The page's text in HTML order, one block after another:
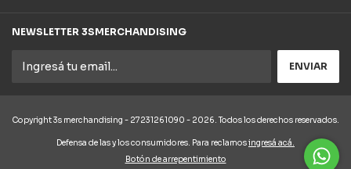
NEWSLETTER 3SMERCHANDISING
Copyright 3s merchandising - 27231261090 - 2026. Todos los derechos reservados.
Defensa de las y los consumidores. Para reclamosingresá acá.
Botón de arrepentimiento